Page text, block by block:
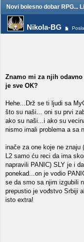
Novi bolesno dobar RPG...
Nikola-BG
Znamo mi za njih
je sve OK?
Hehe...Drž se ti ljudi sa
što su naši... oni su prvi
ako su naši...i ako su
nismo imali problema a sa
inače za one koje ne znaju (
L2 samo ću reci da ima
napravili PANIC) SLY je i
ponekad...on je vodio
se da smo sa njim izgubili
prepustio je vođstvo Srbiji
isto extra!